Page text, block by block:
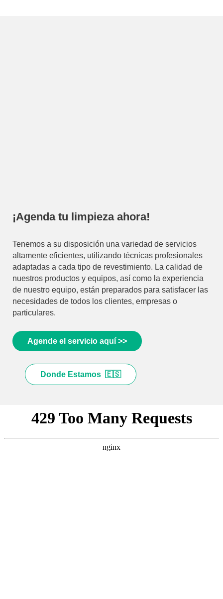
¡Agenda tu limpieza ahora!
Tenemos a su disposición una variedad de servicios
altamente eficientes, utilizando técnicas profesionales
adaptadas a cada tipo de revestimiento. La calidad de
nuestros productos y equipos, así como la experiencia
de nuestro equipo, están preparados para satisfacer las
necesidades de todos los clientes, empresas o
particulares.
Agende el servicio aquí >>
Donde Estamos 🇪🇸